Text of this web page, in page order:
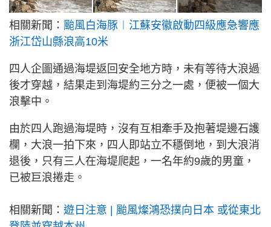
相關新聞： 颱風白海豚︱江蘇安徽啟動四級應急響應
浙江岱山縣浪高10米
四人企圖通過海堤返回安全地方時，未有等待大浪過
後才穿越，結果走到海堤約三分之一處，便被一個大
浪擊中。
由於四人跑過海堤時，沒有互相牽手及抱著堤邊石護
欄，大浪一拍下來，四人即站立不穩倒地，到大浪消
退後，只有三人在海堤爬起，一名年約9歲的男童，
已被巨浪捲走。
相關新聞： 遊日注意 | 颱風燦鴻恐撲向日本 或從東北